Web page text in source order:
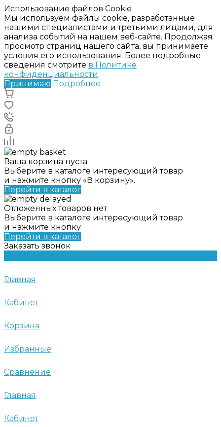
Использование файлов Cookie
Мы используем файлы cookie, разработанные
нашими специалистами и третьими лицами, для
анализа событий на нашем веб-сайте. Продолжая
просмотр страниц нашего сайта, вы принимаете
условия его использования. Более подробные
сведения смотрите в Политике
конфиденциальности.
Принимаю Подробнее
Ваша корзина пуста
Выберите в каталоге интересующий товар
и нажмите кнопку «В корзину».
Перейти в каталог
Отложенных товаров нет
Выберите в каталоге интересующий товар
и нажмите кнопку
Перейти в каталог
Заказать звонок
Главная
Кабинет
Корзина
Избранные
Сравнение
Главная
Кабинет